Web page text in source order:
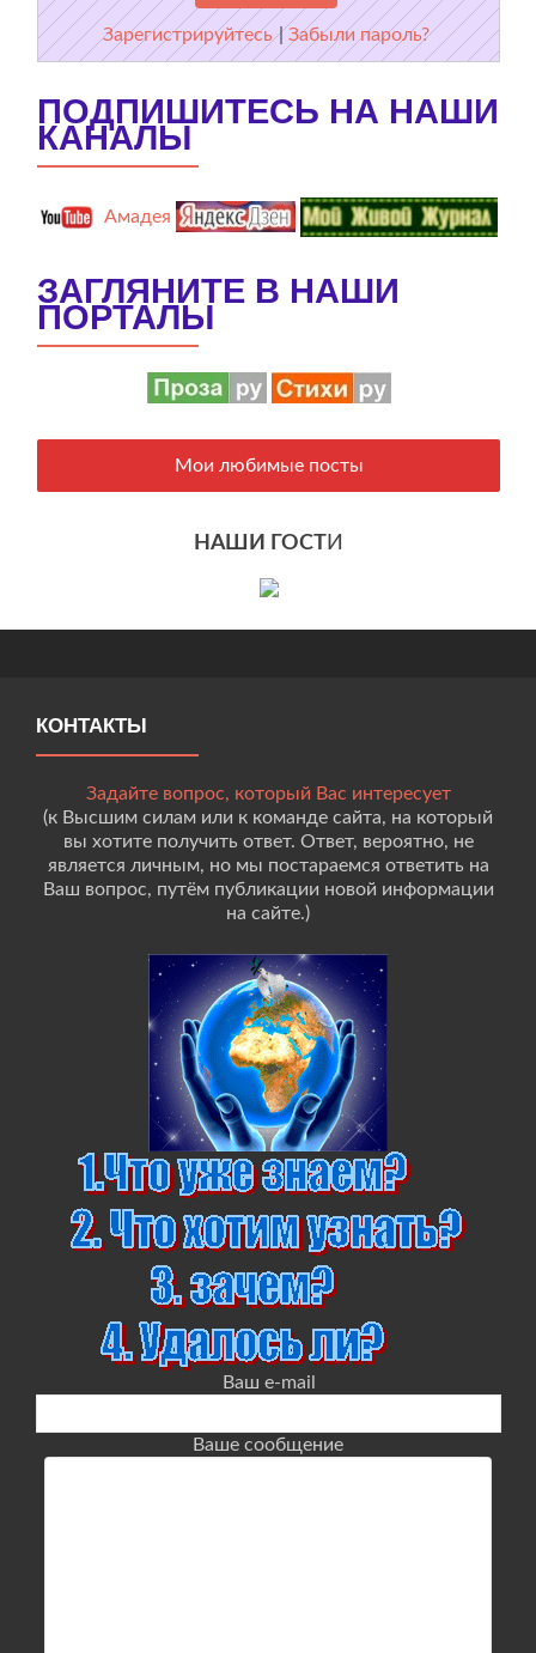
Зарегистрируйтесь |Забыли пароль?
ПОДПИШИТЕСЬ НА НАШИ
КАНАЛЫ
Амадея
ЗАГЛЯНИТЕ В НАШИ
ПОРТАЛЫ
Мои любимые посты
НАШИ ГОСТИ
КОНТАКТЫ
Задайте вопрос, который Вас интересует
(к Высшим силам или к команде сайта, на который
вы хотите получить ответ. Ответ, вероятно, не
является личным, но мы постараемся ответить на
Ваш вопрос, путём публикации новой информации
на сайте.)
Ваш e-mail
Ваше сообщение